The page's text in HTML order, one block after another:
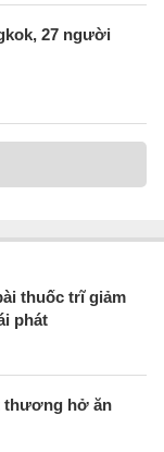
27 người
thuốc trĩ giảm
phát
thương hở ăn